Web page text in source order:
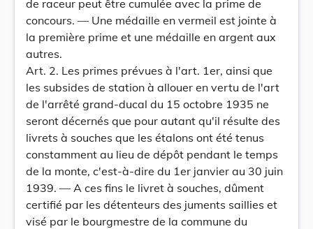
de raceur peut être cumulée avec la prime de
concours. — Une médaille en vermeil est jointe à
la première prime et une médaille en argent aux
autres.
Art. 2. Les primes prévues à l'art. 1er, ainsi que
les subsides de station à allouer en vertu de l'art
de l'arrêté grand-ducal du 15 octobre 1935 ne
seront décernés que pour autant qu'il résulte des
livrets à souches que les étalons ont été tenus
constamment au lieu de dépôt pendant le temps
de la monte, c'est-à-dire du 1er janvier au 30 juin
1939. — A ces fins le livret à souches, dûment
certifié par les détenteurs des juments saillies et
visé par le bourgmestre de la commune du